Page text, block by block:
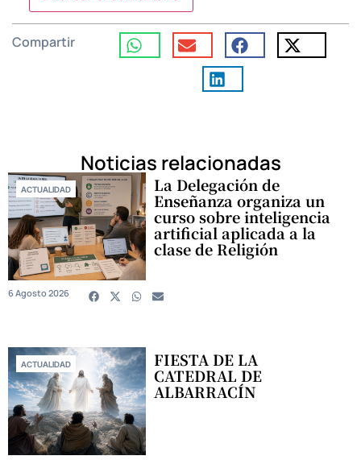
Compartir
Noticias relacionadas
ACTUALIDAD La Delegación de
Enseñanza organiza un
curso sobre inteligencia
artificial aplicada a la
clase de Religión
6 Agosto 2026
ACTUALIDAD FIESTA DE LA
CATEDRAL DE
ALBARRACÍN